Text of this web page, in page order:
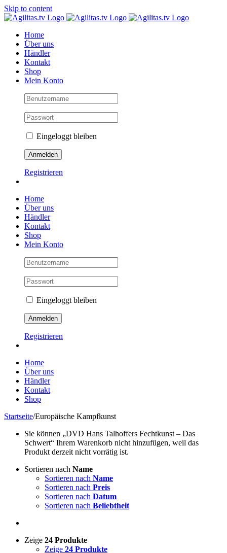
Skip to content
Home
Über uns
Händler
Kontakt
Shop
Mein Konto
Eingeloggt bleiben
Registrieren
Home
Über uns
Händler
Kontakt
Shop
Mein Konto
Eingeloggt bleiben
Registrieren
Home
Über uns
Händler
Kontakt
Shop
Startseite/Europäische Kampfkunst
Sie können „DVD Hans Talhoffers Fechtkunst – Das
Schwert“ Ihrem Warenkorb nicht hinzufügen, weil das
Produkt derzeit nicht vorrätig ist.
Sortieren nach Name
Sortieren nach Name
Sortieren nach Preis
Sortieren nach Datum
Sortieren nach Beliebtheit
Zeige 24 Produkte
Zeige 24 Produkte